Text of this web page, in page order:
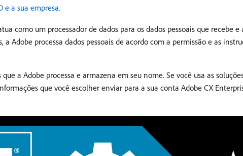
e a sua empresa.
como um processador de dados para os dados pessoais que recebe
Adobe processa dados pessoais de acordo com a permissão e as
a Adobe processa e armazena em seu nome. Se você usa as
que você escolher enviar para a sua conta Adobe CX